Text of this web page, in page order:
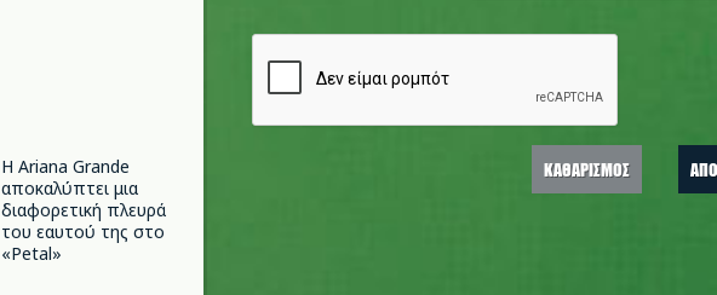
Η Ariana Grande
αποκαλύπτει μια
διαφορετική πλευρά
του εαυτού της στο
«Petal»